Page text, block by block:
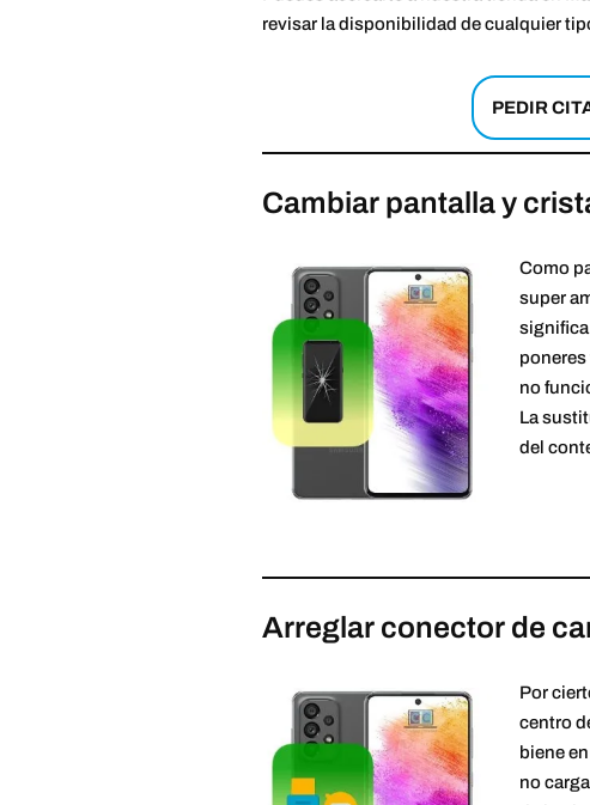
revisar la disponibilidad de cualquier
PEDIR
Cambiar pantalla y
Como
super
significa
poneres
no
La
del
Arreglar conector de
Por
centro
biene
no